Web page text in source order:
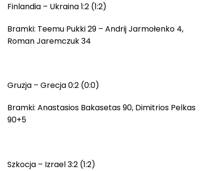
Finlandia – Ukraina 1:2 (1:2)
Bramki: Teemu Pukki 29 – Andrij Jarmołenko 4,
Roman Jaremczuk 34
Gruzja – Grecja 0:2 (0:0)
Bramki: Anastasios Bakasetas 90, Dimitrios Pelkas
90+5
Szkocja – Izrael 3:2 (1:2)